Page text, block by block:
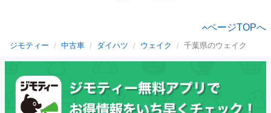
ページTOPへ
ジモティー 中古車 ダイハツ ウェイク 千葉県のウェイク